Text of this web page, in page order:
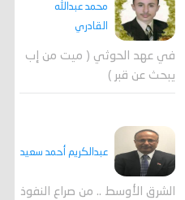
محمد عبدالله
القادري
في عهد الحوثي ( ميت من إب
يبحث عن قبر )
عبدالكريم أحمد سعيد
الشرق الأوسط .. من صراع النفوذ